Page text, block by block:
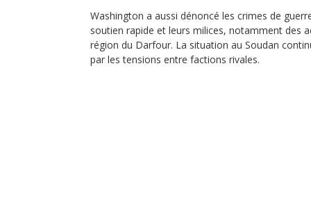
Washington a aussi dénoncé les crimes de
soutien rapide et leurs milices, notamment des
région du Darfour. La situation au Soudan
par les tensions entre factions rivales.